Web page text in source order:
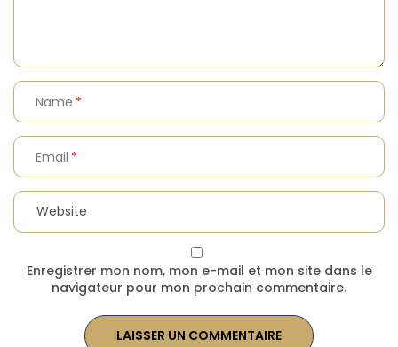
Name
Email
Enregistrer mon nom, mon e-mail et mon site dans le
navigateur pour mon prochain commentaire.